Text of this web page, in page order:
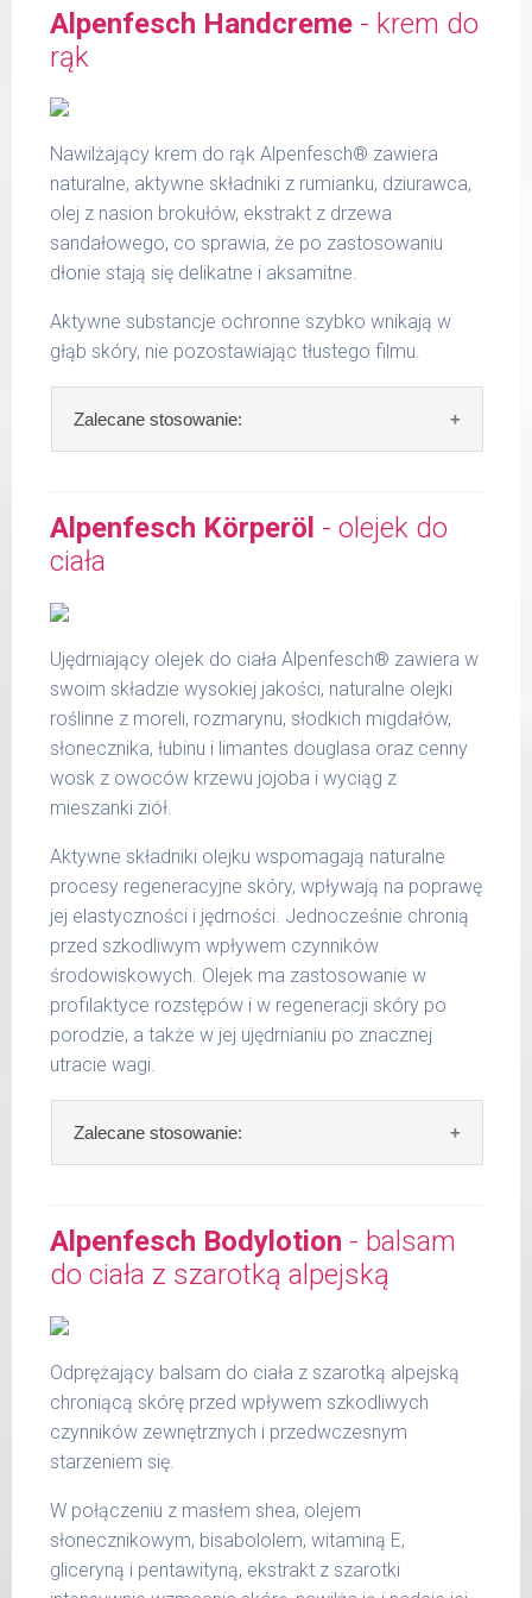
oczyszczeniu skóry nałożyć na twarz, szyję i
dekolt. Lekko wmasować.
Alpenfesch Handcreme - krem do
rąk
Nawilżający krem do rąk Alpenfesch® zawiera
naturalne, aktywne składniki z rumianku, dziurawca,
olej z nasion brokułów, ekstrakt z drzewa
sandałowego, co sprawia, że po zastosowaniu
dłonie stają się delikatne i aksamitne.
Aktywne substancje ochronne szybko wnikają w
głąb skóry, nie pozostawiając tłustego filmu.
Zalecane stosowanie:
ilość i wsmarować do całkowitego
wchłonięcia się kremu.
Alpenfesch Körperöl - olejek do
ciała
Ujędrniający olejek do ciała Alpenfesch® zawiera w
swoim składzie wysokiej jakości, naturalne olejki
roślinne z moreli, rozmarynu, słodkich migdałów,
słonecznika, łubinu i limantes douglasa oraz cenny
wosk z owoców krzewu jojoba i wyciąg z
mieszanki ziół.
Aktywne składniki olejku wspomagają naturalne
procesy regeneracyjne skóry, wpływają na poprawę
jej elastyczności i jędrności. Jednocześnie chronią
przed szkodliwym wpływem czynników
środowiskowych. Olejek ma zastosowanie w
profilaktyce rozstępów i w regeneracji skóry po
porodzie, a także w jej ujędrnianiu po znacznej
utracie wagi.
Zalecane stosowanie:
wilgotną skórę i delikatnie wmasować.
Szybko się wchłania. Wystarczy mała ilość.
Alpenfesch Bodylotion - balsam
do ciała z szarotką alpejską
Odprężający balsam do ciała z szarotką alpejską
chroniącą skórę przed wpływem szkodliwych
czynników zewnętrznych i przedwczesnym
starzeniem się.
W połączeniu z masłem shea, olejem
słonecznikowym, bisabololem, witaminą E,
gliceryną i pentawityną, ekstrakt z szarotki